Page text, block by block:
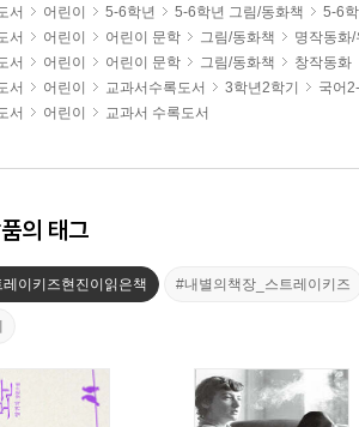
서
어린이 5-6학년 5-6학년 그림/동화책
5-6
서
어린이 어린이 문학 그림/동화책
명작동화/
서
어린이 어린이 문학 그림/동화책
창작동화
서
어린이 교과서수록도서 3학년2학기
국어
서
어린이 교과서 수록도서
의 태그
이키즈현진이읽은책 #내별의책장_스트레이키즈